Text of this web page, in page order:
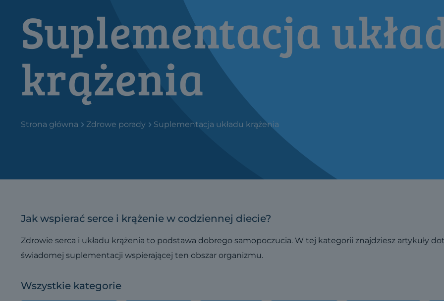
Suplementacja
krążenia
Strona główna Zdrowe porady Suplementacja układu krążenia
Jak wspierać serce i krążenie w codziennej diecie?
Zdrowie serca i układu krążenia to podstawa dobrego samopoczucia. W tej kategorii znajdziesz artykuły
świadomej suplementacji wspierającej ten obszar organizmu.
Wszystkie kategorie